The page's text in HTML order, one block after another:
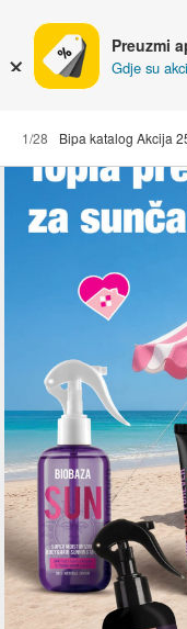
Preuzmi
Gdje su
1/28 Bipa katalog Akcija